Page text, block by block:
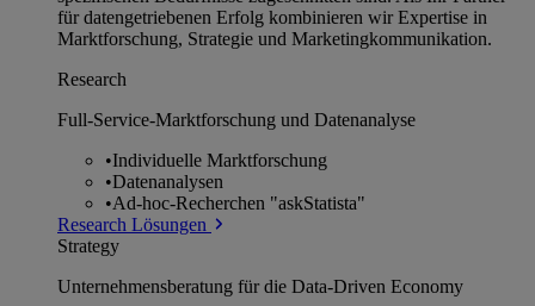
für datengetriebenen Erfolg kombinieren wir Expertise in
Marktforschung, Strategie und Marketingkommunikation.
Research
Full-Service-Marktforschung und Datenanalyse
•Individuelle Marktforschung
•Datenanalysen
•Ad-hoc-Recherchen "askStatista"
Research Lösungen
Strategy
Unternehmens­beratung für die Data-Driven Economy